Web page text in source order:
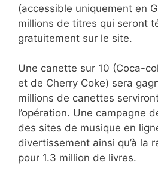
(accessible uniquement en
millions de titres qui seront
gratuitement sur le site.
Une canette sur 10 (Coca-
et de Cherry Coke) sera
millions de canettes
l’opération. Une campagne
des sites de musique en
divertissement ainsi qu’à la
pour 1.3 million de livres.